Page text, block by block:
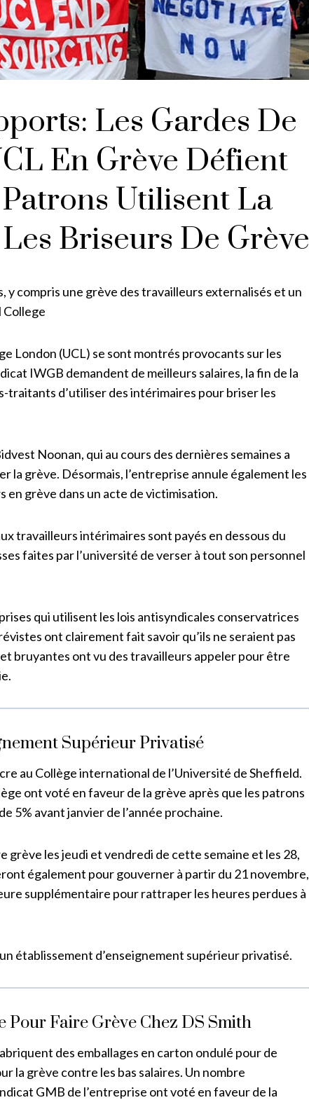
Les Gardes De
En Grève Défient
Utilisent La
Briseurs De Grève
compris une grève des travailleurs externalisés et un
London (UCL) se sont montrés provocants sur les
IWGB demandent de meilleurs salaires, la fin de la
d’utiliser des intérimaires pour briser les
Noonan, qui au cours des dernières semaines a
la grève. Désormais, l’entreprise annule également les
grève dans un acte de victimisation.
travailleurs intérimaires sont payés en dessous du
faites par l’université de verser à tout son personnel
qui utilisent les lois antisyndicales conservatrices
ont clairement fait savoir qu’ils ne seraient pas
bruyantes ont vu des travailleurs appeler pour être
Supérieur Privatisé
au Collège international de l’Université de Sheffield.
ont voté en faveur de la grève après que les patrons
5% avant janvier de l’année prochaine.
grève les jeudi et vendredi de cette semaine et les 28,
également pour gouverner à partir du 21 novembre,
supplémentaire pour rattraper les heures perdues à
établissement d’enseignement supérieur privatisé.
Pour Faire Grève Chez DS Smith
des emballages en carton ondulé pour de
la grève contre les bas salaires. Un nombre
GMB de l’entreprise ont voté en faveur de la